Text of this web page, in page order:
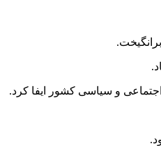
و سیاسی کشور ایفا کرد.